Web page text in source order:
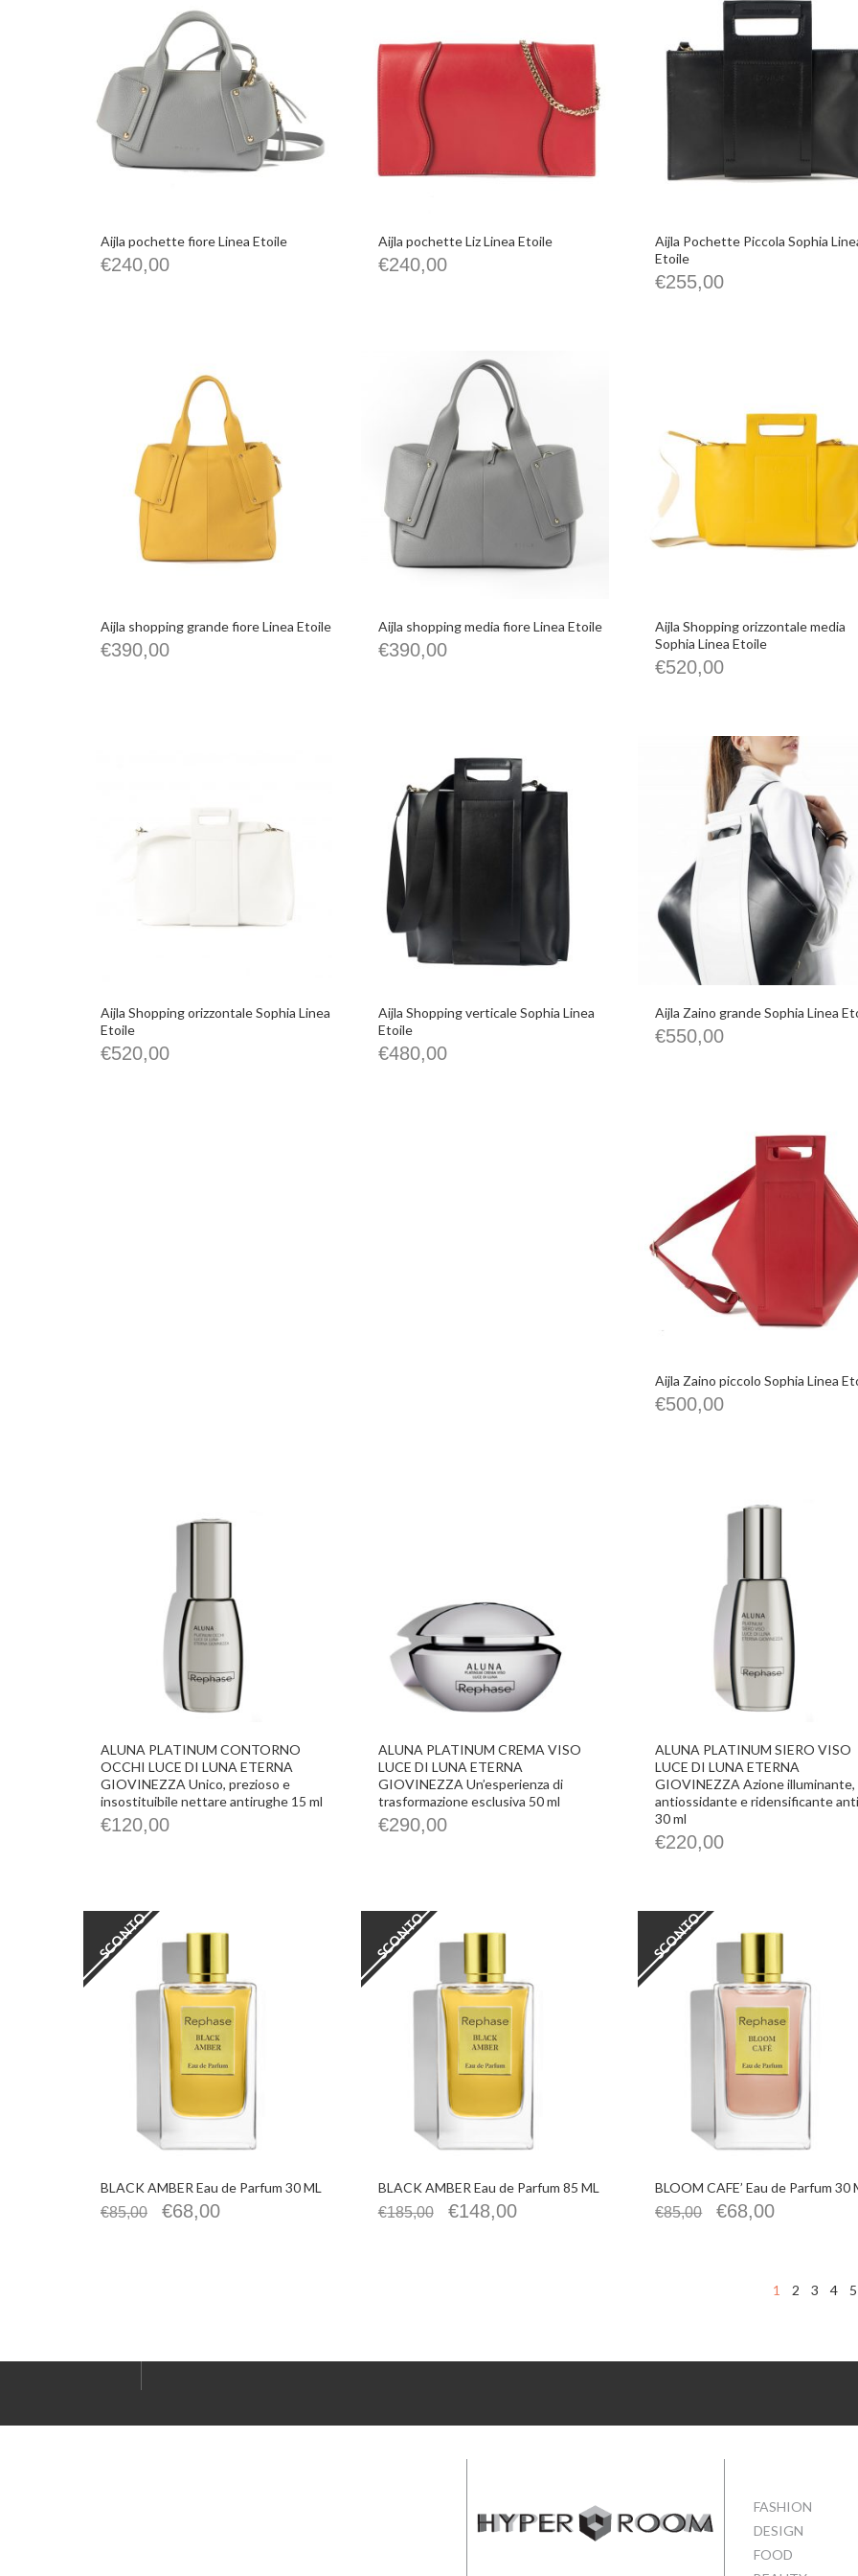
Aijla pochette fiore Linea Etoile
€240,00
Aijla pochette Liz Linea Etoile
€240,00
Aijla Pochette Piccola Sophia
Etoile
€255,00
Aijla shopping grande fiore Linea Etoile
€390,00
Aijla shopping media fiore Linea Etoile
€390,00
Aijla Shopping orizzontale media
Sophia Linea Etoile
€520,00
Aijla Shopping orizzontale Sophia Linea
Etoile
€520,00
Aijla Shopping verticale Sophia Linea
Etoile
€480,00
Aijla Zaino grande Sophia Linea
€550,00
Aijla Zaino piccolo Sophia Linea
€500,00
ALUNA PLATINUM CONTORNO
OCCHI LUCE DI LUNA ETERNA
GIOVINEZZA Unico, prezioso e
insostituibile nettare antirughe 15 ml
€120,00
ALUNA PLATINUM CREMA VISO
LUCE DI LUNA ETERNA
GIOVINEZZA Un’esperienza di
trasformazione esclusiva 50 ml
€290,00
ALUNA PLATINUM SIERO VISO
LUCE DI LUNA ETERNA
GIOVINEZZA Azione illuminante,
antiossidante e ridensificante
30 ml
€220,00
SCONTO
BLACK AMBER Eau de Parfum 30 ML
€85,00 €68,00
SCONTO
BLACK AMBER Eau de Parfum 85 ML
€185,00 €148,00
SCONTO
BLOOM CAFE’ Eau de Parfum 30
€85,00 €68,00
1 2 3 4 5
FASHION
DESIGN
FOOD